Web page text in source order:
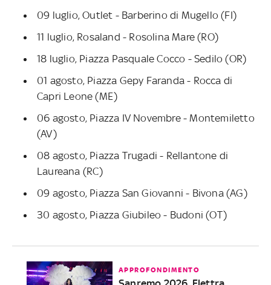
09 luglio, Outlet - Barberino di Mugello (FI)
11 luglio, Rosaland - Rosolina Mare (RO)
18 luglio, Piazza Pasquale Cocco - Sedilo (OR)
01 agosto, Piazza Gepy Faranda - Rocca di
Capri Leone (ME)
06 agosto, Piazza IV Novembre - Montemiletto
(AV)
08 agosto, Piazza Trugadi - Rellantone di
Laureana (RC)
09 agosto, Piazza San Giovanni - Bivona (AG)
30 agosto, Piazza Giubileo - Budoni (OT)
APPROFONDIMENTO